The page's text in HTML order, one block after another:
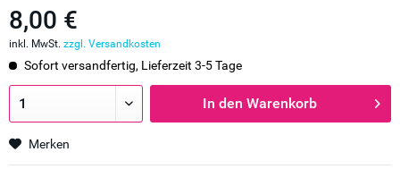
8,00 €
inkl. MwSt. zzgl. Versandkosten
Sofort versandfertig, Lieferzeit 3-5 Tage
In den Warenkorb
Merken